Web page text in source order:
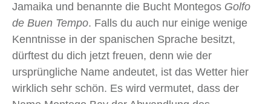
Jamaika und benannte die Bucht Montegos Golfo
de Buen Tempo. Falls du auch nur einige wenige
Kenntnisse in der spanischen Sprache besitzt,
dürftest du dich jetzt freuen, denn wie der
ursprüngliche Name andeutet, ist das Wetter hier
wirklich sehr schön. Es wird vermutet, dass der